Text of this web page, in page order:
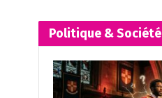
Politique & Société